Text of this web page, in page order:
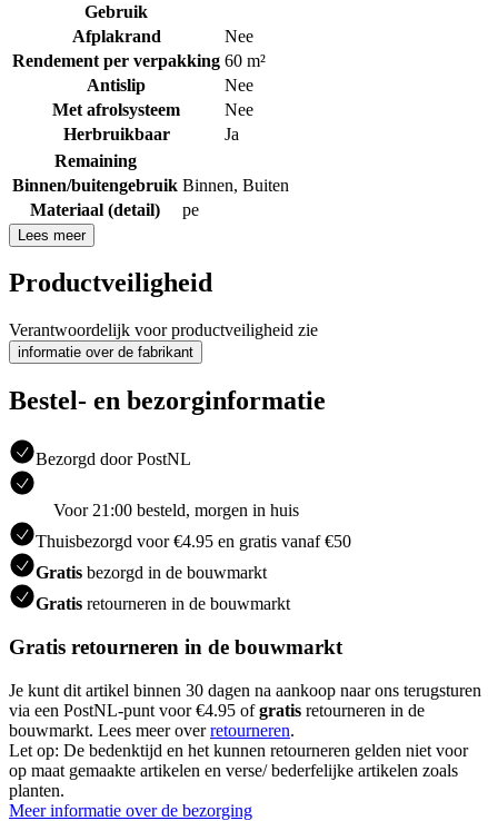
Gebruik
Afplakrand
Nee
Rendement per verpakking 60 m²
Antislip
Nee
Met afrolsysteem
Nee
Herbruikbaar
Ja
Remaining
Binnen/buitengebruik Binnen, Buiten
Materiaal (detail)
pe
Lees meer
Productveiligheid
Verantwoordelijk voor productveiligheid zie
informatie over de fabrikant
Bestel- en bezorginformatie
Bezorgd door PostNL
Voor 21:00 besteld, morgen in huis
Thuisbezorgd voor €4.95 en gratis vanaf €50
Gratis bezorgd in de bouwmarkt
Gratis retourneren in de bouwmarkt
Gratis retourneren in de bouwmarkt
Je kunt dit artikel binnen 30 dagen na aankoop naar ons terugsturen
via een PostNL-punt voor €4.95 ofgratis retourneren in de
bouwmarkt. Lees meer overretourneren.
Let op: De bedenktijd en het kunnen retourneren gelden niet voor
op maat gemaakte artikelen en verse/ bederfelijke artikelen zoals
planten.
Meer informatie over de bezorging